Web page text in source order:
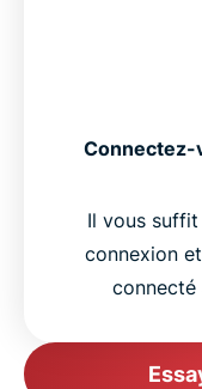
Connectez-
Il vous
connexion
connecté